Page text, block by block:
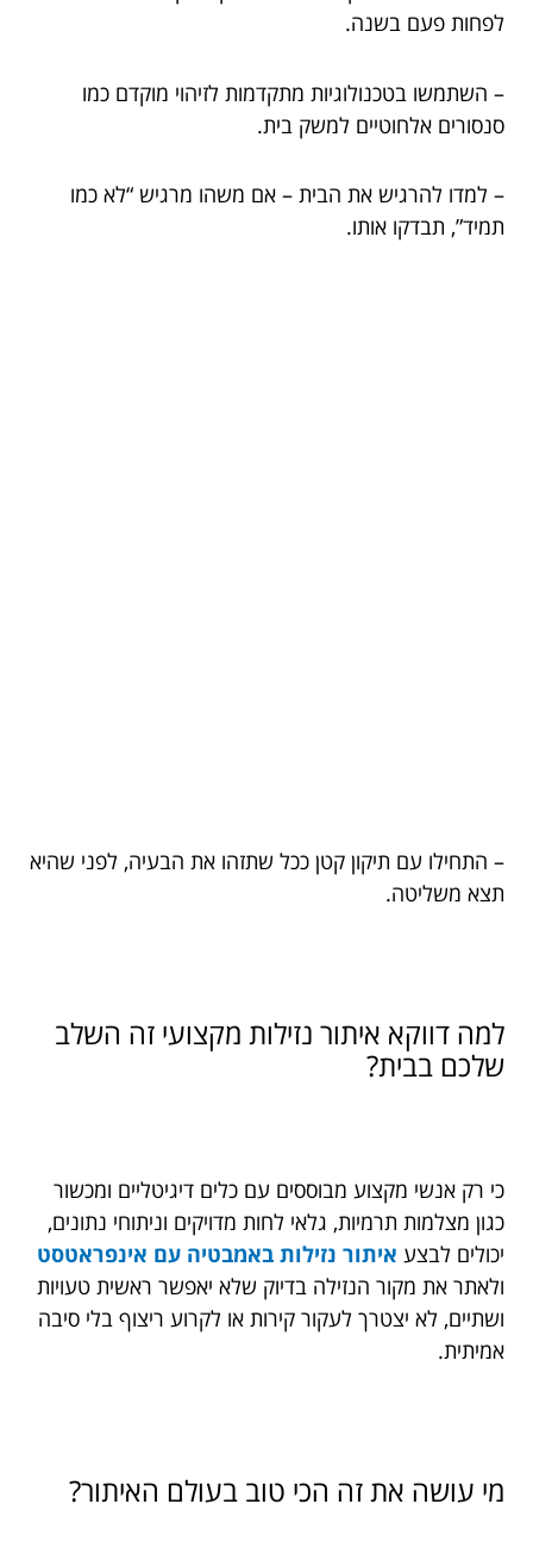
לפחות פעם בשנה.
– השתמשו בטכנולוגיות מתקדמות לזיהוי מוקדם כמו
סנסורים אלחוטיים למשק בית.
– למדו להרגיש את הבית – אם משהו מרגיש “לא כמו
תמיד”, תבדקו אותו.
– התחילו עם תיקון קטן ככל שתזהו את הבעיה, לפני שהיא
תצא משליטה.
למה דווקא איתור נזילות מקצועי זה השלב
שלכם בבית?
כי רק אנשי מקצוע מבוססים עם כלים דיגיטליים ומכשור
כגון מצלמות תרמיות, גלאי לחות מדויקים וניתוחי נתונים,
יכולים לבצע איתור נזילות באמבטיה עם אינפראטסט
ולאתר את מקור הנזילה בדיוק שלא יאפשר ראשית טעויות
ושתיים, לא יצטרך לעקור קירות או לקרוע ריצוף בלי סיבה
אמיתית.
מי עושה את זה הכי טוב בעולם האיתור?